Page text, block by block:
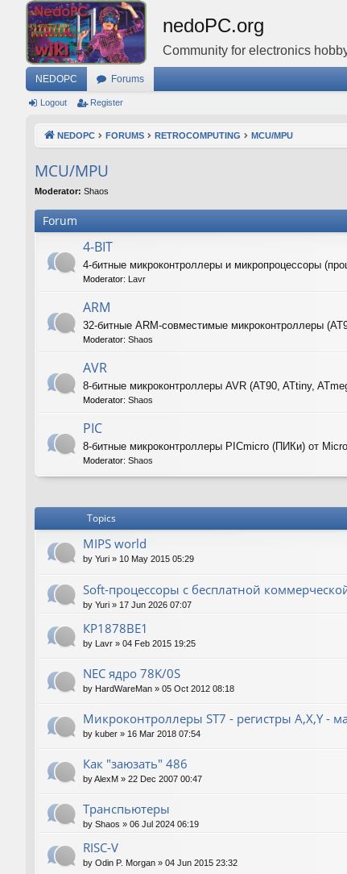
nedoPC.org
Community for electronics
NEDOPC Forums
Logout Register
NEDOPC FORUMS RETROCOMPUTING MCU/MPU
MCU/MPU
Moderator: Shaos
Forum
4-BIT
4-битные микроконтроллеры и микропроцессоры
Moderator: Lavr
ARM
32-битные ARM-совместимые микроконтроллеры
Moderator: Shaos
AVR
8-битные микроконтроллеры AVR (AT90, ATtiny,
Moderator: Shaos
PIC
8-битные микроконтроллеры PICmicro (ПИКи) от
Moderator: Shaos
Topics
MIPS world
by Yuri » 10 May 2015 05:29
Soft-процессоры с бесплатной
by Yuri » 17 Jun 2026 07:07
КР1878ВЕ1
by Lavr » 04 Feb 2015 19:25
NEC ядро 78K/0S
by HardWareMan » 05 Oct 2012 08:18
Микроконтроллеры ST7 - регистры A,X,Y -
by kuber » 16 Mar 2018 07:54
Как "заюзать" 486
byAlexM » 22 Dec 2007 00:47
Транспьютеры
by Shaos » 06 Jul 2024 06:19
RISC-V
by Odin P. Morgan » 04 Jun 2015 23:32